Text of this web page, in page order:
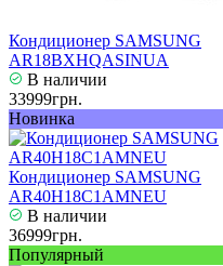
Кондиционер SAMSUNG
AR18BXHQASINUA
В наличии
33999грн.
Новинка
Кондиционер SAMSUNG
AR40H18C1AMNEU
В наличии
36999грн.
Популярный